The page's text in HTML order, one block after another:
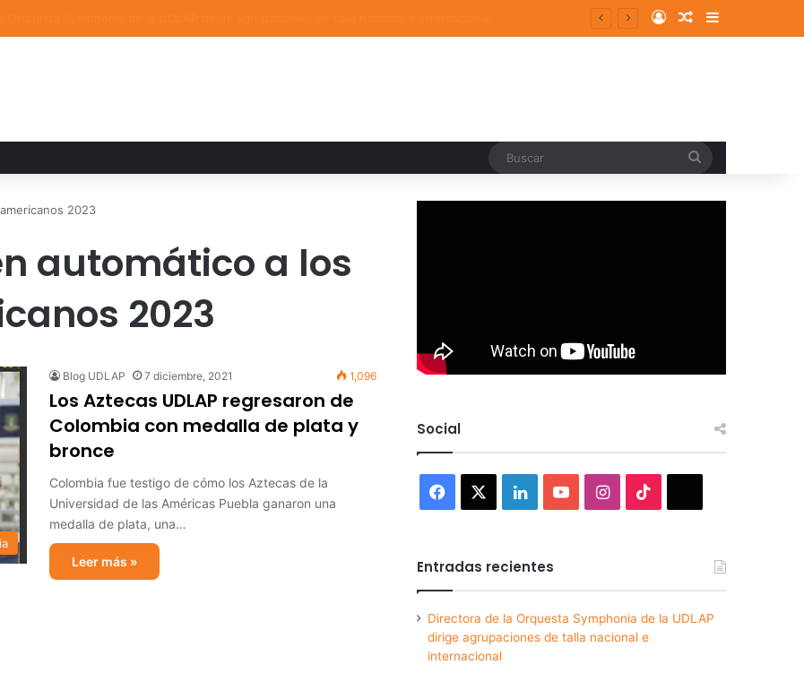
Log InRandom Article
Sidebar
2023
automático a los
2023
Blog UDLAP 7 diciembre, 2021 1,096
Los Aztecas UDLAP regresaron de
Colombia con medalla de plata y
bronce
Colombia fue testigo de cómo los Aztecas de la
Universidad de las Américas Puebla ganaron una
medalla de plata, una…
Leer más »
Social
Facebook LinkedInYouTubeInstagram
Entradas recientes
Directora de la Orquesta Symphonia de la UDLAP
dirige agrupaciones de talla nacional e
internacional